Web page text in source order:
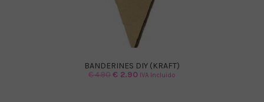
BANDERINES DIY (KRAFT)
€4.90El
€ 2.90ElIVA Incluido